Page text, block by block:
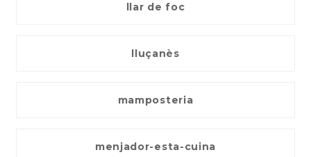
llar de foc
lluçanès
mamposteria
menjador-esta-cuina